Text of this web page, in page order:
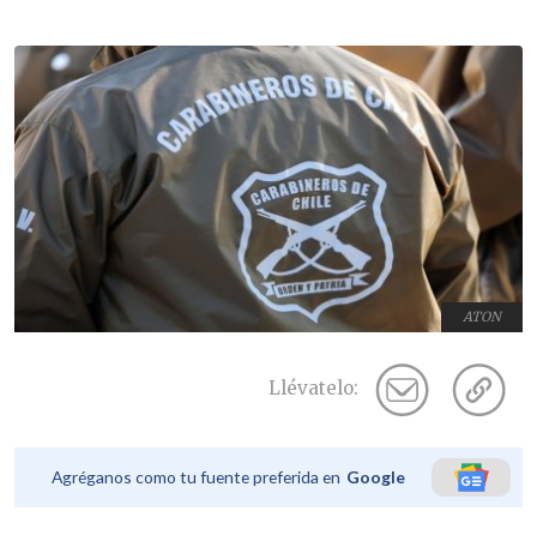
ATON
Llévatelo:
Agréganos como tu fuente preferida en Google